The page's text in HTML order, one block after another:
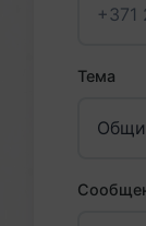
Тема